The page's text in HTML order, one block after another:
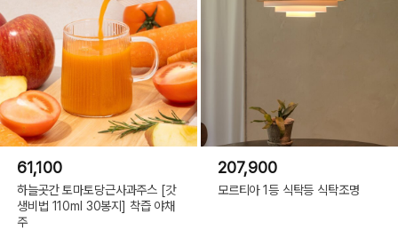
61,100
하늘곳간 토마토당근사과주스 [갓
생비법 110ml 30봉지] 착즙 야채
주
207,900
모르티아 1등 식탁등 식탁조명